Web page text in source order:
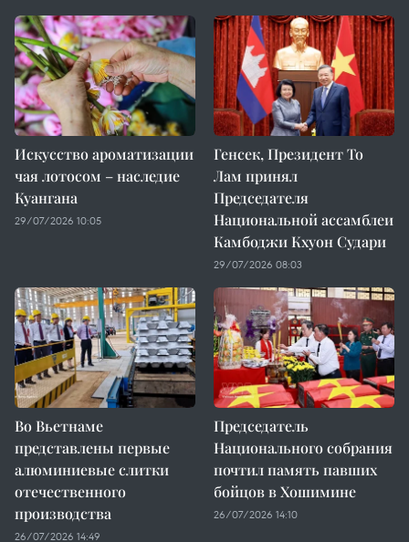
Искусство ароматизации
чая лотосом – наследие
Куангана
29/07/2026 10:05
Генсек, Президент То
Лам принял
Председателя
Национальной ассамблеи
Камбоджи Кхуон Судари
29/07/2026 08:03
Во Вьетнаме
представлены первые
алюминиевые слитки
отечественного
производства
26/07/2026 14:49
Председатель
Национального собрания
почтил память павших
бойцов в Хошимине
26/07/2026 14:10